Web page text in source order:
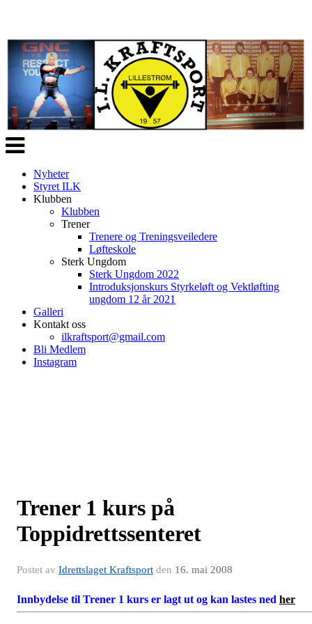
Veksle
navigasjon
Nyheter
Styret ILK
Klubben
Klubben
Trener
Trenere og Treningsveiledere
Løfteskole
Sterk Ungdom
Sterk Ungdom 2022
Introduksjonskurs Styrkeløft og Vektløfting
ungdom 12 år 2021
Galleri
Kontakt oss
ilkraftsport@gmail.com
Bli Medlem
Instagram
Trener 1 kurs på
Toppidrettssenteret
Postet av Idrettslaget Kraftsport den 16. mai 2008
Innbydelse til Trener 1 kurs er lagt ut og kan lastes ned her